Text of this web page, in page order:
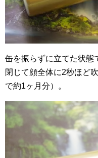
缶を振らずに立てた状態
閉じて顔全体に2秒ほど
で約1ヶ月分）。